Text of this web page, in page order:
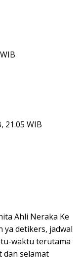
21.05 WIB
Ahli Neraka Ke
ya detikers, jadwal
waktu terutama
dan selamat